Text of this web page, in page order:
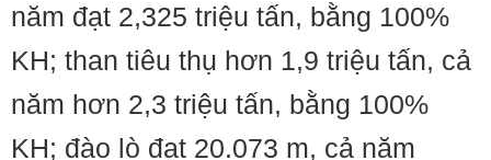
năm đạt 2,325 triệu tấn, bằng 100%
KH; than tiêu thụ hơn 1,9 triệu tấn, cả
năm hơn 2,3 triệu tấn, bằng 100%
KH; đào lò đạt 20.073 m, cả năm